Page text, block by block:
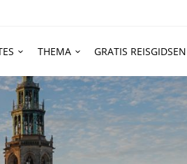
THEMA GRATIS REISGIDSEN